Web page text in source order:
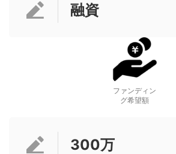
融資
ファンディン
グ希望額
300万